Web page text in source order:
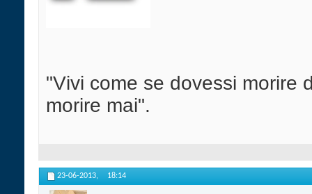
"Vivi come se dovessi morire
morire mai".
23-06-2013, 18:14